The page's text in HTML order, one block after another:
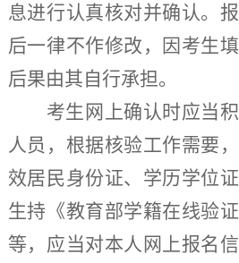
息进行认真核对并确认。
后一律不作修改，因考生
后果由其自行承担。
考生网上确认时应当
人员，根据核验工作需要
效居民身份证、学历学位
生持《教育部学籍在线验
等，应当对本人网上报名